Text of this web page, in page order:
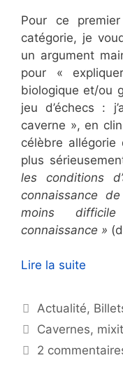
Pour ce
catégorie, je
un argument
pour «
biologique et/ou
jeu d’échecs :
caverne », en
célèbre
plus
les conditions
connaissance
moins
connaissance »
Lire la suite
Catégories
Actualité,
Étiquettes
Cavernes,
2